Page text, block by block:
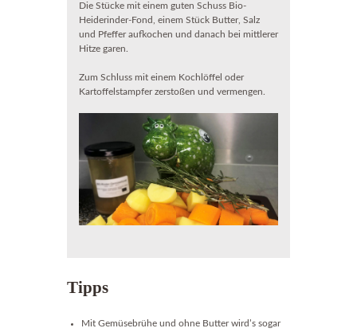
Die Stücke mit einem guten Schuss Bio-
Heiderinder-Fond, einem Stück Butter, Salz
und Pfeffer aufkochen und danach bei mittlerer
Hitze garen.
Zum Schluss mit einem Kochlöffel oder
Kartoffelstampfer zerstoßen und vermengen.
Tipps
Mit Gemüsebrühe und ohne Butter wird’s sogar